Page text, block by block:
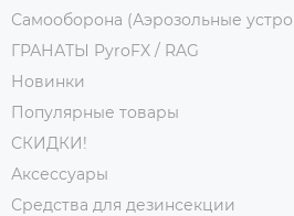
Самооборона (Аэрозольные
ГРАНАТЫ PyroFX / RAG
Новинки
Популярные товары
СКИДКИ!
Аксессуары
Средства для дезинсекции